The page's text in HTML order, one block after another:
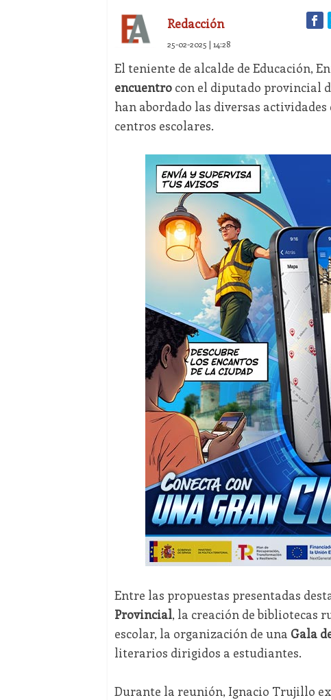
Redacción
25-02-2025 | 14:28
El teniente de alcalde de Educación,
encuentrocon el diputado provincial
han abordado las diversas
centros escolares.
Entre las propuestas presentadas
Provincial, la creación de bibliotecas
escolar, la organización de una Gala
literarios dirigidos a estudiantes.
Durante la reunión, Ignacio Trujillo